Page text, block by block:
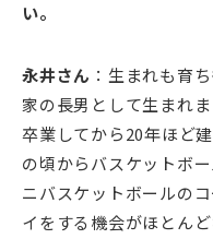
い。
永井さん ：生まれも育
家の長男として生まれ
卒業してから20年ほど
の頃からバスケットボ
ニバスケットボールの
イをする機会がほとん